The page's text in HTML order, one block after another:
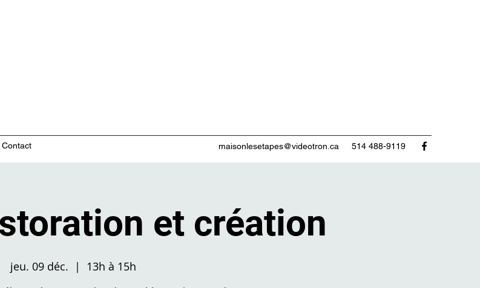
Contact maisonlesetapes@videotron.ca 514 488-9119
et création
jeu. 09 déc.
  |
13h à 15h